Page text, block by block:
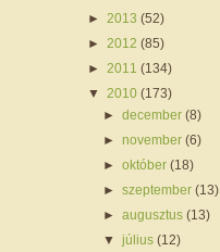
► 2013 (52)
► 2012 (85)
► 2011 (134)
▼ 2010 (173)
►december(8)
►november(6)
►október(18)
►szeptember(13)
►augusztus(13)
▼július(12)